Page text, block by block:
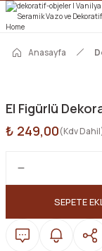
2000 TL ve
HOŞGELDİN10
Anasayfa
El Figürlü
₺ 249,00(Kdv
SEPETE